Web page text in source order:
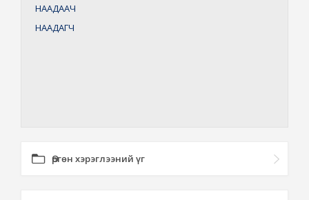
НААДААЧ
НААДАГЧ
Өргөн хэрэглээний үг